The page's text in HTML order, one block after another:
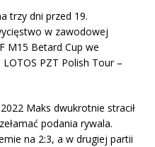
trzy dni przed 19.
w zawodowej
M15 Betard Cup we
PZT Polish Tour –
Maks dwukrotnie stracił
podania rywala.
na 2:3, a w drugiej partii